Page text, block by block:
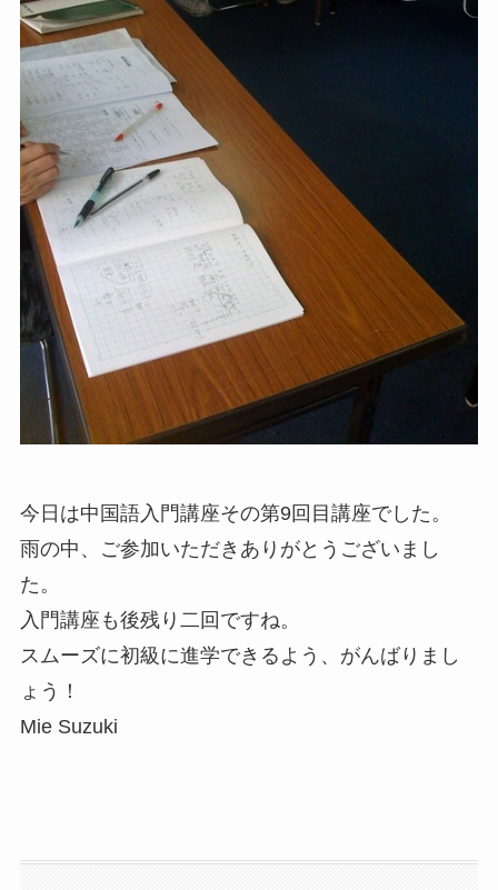
今日は中国語入門講座その第9回目講座でした。
雨の中、ご参加いただきありがとうございまし
た。
入門講座も後残り二回ですね。
スムーズに初級に進学できるよう、がんばりまし
ょう！
Mie Suzuki